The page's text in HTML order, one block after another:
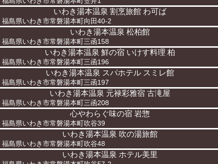
いわき湯本温泉 割烹旅館 わ可ば
福島県いわき市常磐湯本町向田40-2
いわき湯本温泉 松柏館
福島県いわき市常磐湯本町三函158
いわき湯本温泉 鮮の宿 いけす料理 柏
福島県いわき市常磐湯本町三函196
いわき湯本温泉 スパホテル スミレ館
福島県いわき市常磐湯本町三函197
いわき湯本温泉 元禄彩雅宿 古滝屋
福島県いわき市常磐湯本町三函208
心やわらぐ味の宿 岩惣
福島県いわき市常磐湯本町吹谷39
いわき湯本温泉 吹の湯旅館
福島県いわき市常磐湯本町吹谷48
いわき湯本温泉 ホテル美里